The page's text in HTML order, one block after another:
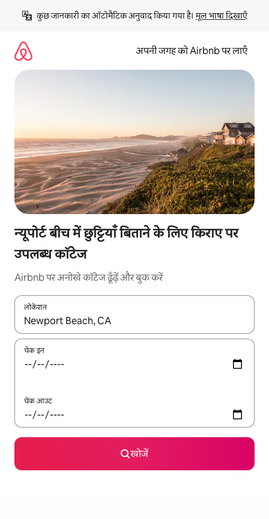
छोड़कर
कॉन्टेंट
कुछ जानकारी का ऑटोमैटिक अनुवाद किया गया है। मूल भाषा दिखाएँ
अपनी जगह को Airbnb पर लाएँ
न्यूपोर्ट बीच में छुट्टियाँ बिताने के लिए किराए पर
उपलब्ध कॉटेज
Airbnb पर अनोखे कॉटेज ढूँढ़ें और बुक करें
लोकेशन
नतीजों के उपलब्ध होने पर, अप और डाउन 'ऐरो की' का इस्तेमाल करके नेविगेट
चेक इन
चेक आउट
खोजें